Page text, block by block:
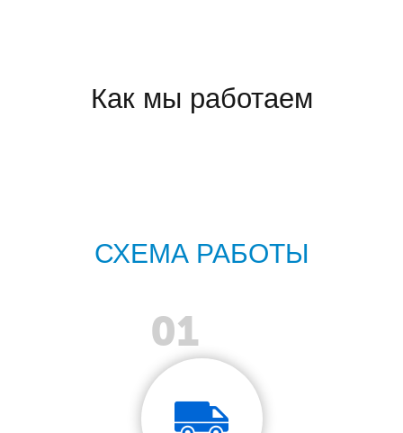
Как мы работаем
СХЕМА РАБОТЫ
01